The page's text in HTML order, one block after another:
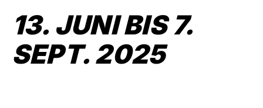
13. JUNI BIS 7.
SEPT. 2025